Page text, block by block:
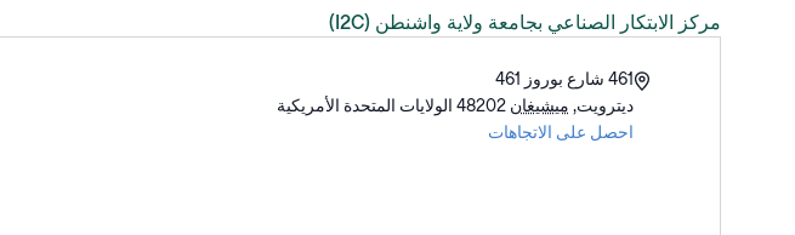
مركز الابتكار الصناعي بجامعة ولاية واشنطن (I2C)
العنوان
461 شارع بوروز 461
ديترويت, ميشيغان 48202 الولايات المتحدة الأمريكية
احصل على الاتجاهات